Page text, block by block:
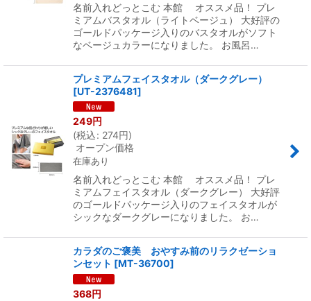
名前入れどっとこむ 本館 オススメ品！ プレ
ミアムバスタオル（ライトベージュ） 大好評の
ゴールドパッケージ入りのバスタオルがソフト
なベージュカラーになりました。 お風呂…
プレミアムフェイスタオル（ダークグレー）
[UT-2376481]
249円
(税込: 274円)
オープン価格
在庫あり
名前入れどっとこむ 本館 オススメ品！ プレ
ミアムフェイスタオル（ダークグレー） 大好評
のゴールドパッケージ入りのフェイスタオルが
シックなダークグレーになりました。 お…
カラダのご褒美 おやすみ前のリラクゼーショ
ンセット [MT-36700]
368円